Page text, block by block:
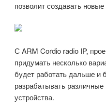
позволит создавать
С ARM Cordio radio IP,
придумать несколько
будет работать дальше и
разрабатывать
устройства.